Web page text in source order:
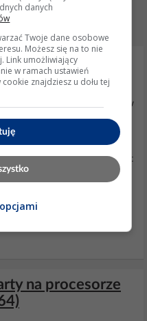
historia
O spawarkach tematów
bohaterka była kilka razy
naprawa, a w zasadzie
doby. Tu drobne
szybko i w związku z tym jest
na procesorze
danych
Twoje dane osobowe
Możesz się na to nie
Link umożliwiający
w ramach ustawień
znajdziesz u dołu tej